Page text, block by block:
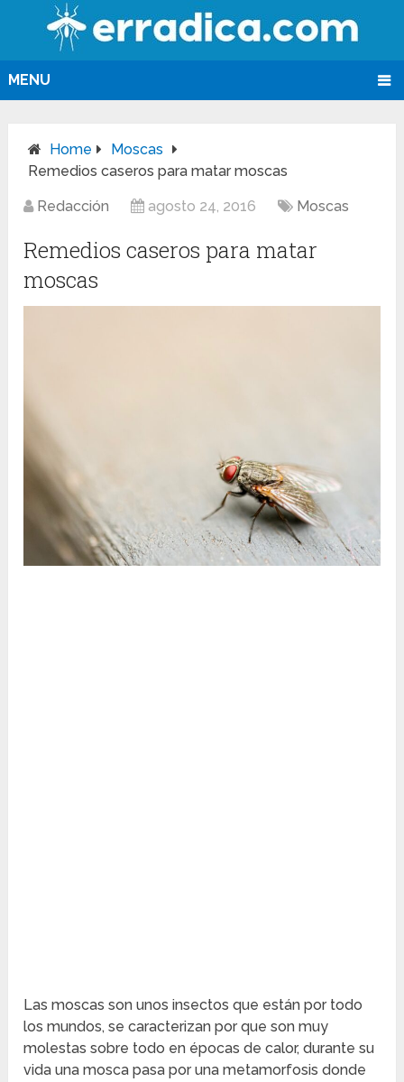
MENU
Home
Moscas
Remedios caseros para matar moscas
Redacción agosto 24, 2016 Moscas
Remedios caseros para matar
moscas
Las moscas son unos insectos que están por todo
los mundos, se caracterizan por que son muy
molestas sobre todo en épocas de calor, durante su
vida una mosca pasa por una metamorfosis donde